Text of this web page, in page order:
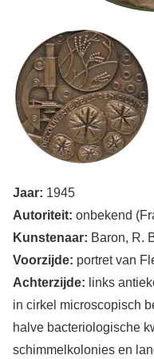
Achterkant
penning
Afbeelding
Jaar: 1945
Autoriteit: onbekend
Kunstenaar: Baron, R.
Voorzijde: portret van
Achterzijde: links
in cirkel microscopisch
halve bacteriologische
schimmelkolonies en